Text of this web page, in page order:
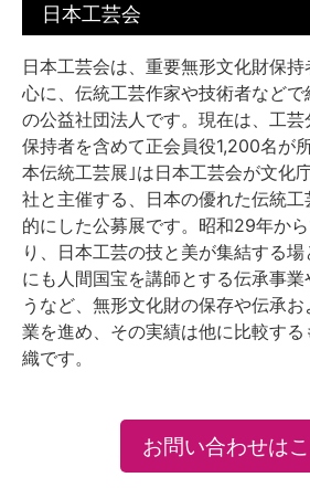
日本工芸会
日本工芸会は、重要無形文化財保
心に、伝統工芸作家や技術者など
の公益社団法人です。現在は、工
保持者を含めて正会員役1,200名が
本伝統工芸展｣は日本工芸会が文化
社と主催する、日本の優れた伝統工
的にした公募展です。昭和29年か
り、日本工芸の技と美が集結する
にも人間国宝を講師とする伝承事
うなど、無形文化財の保存や伝承
業を進め、その実績は他に比較す
織です。
お問い合わせは